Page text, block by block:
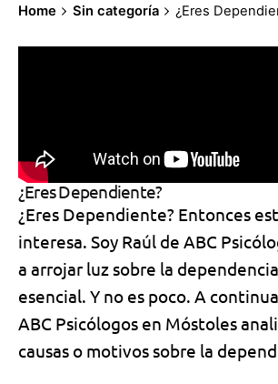
Home Sin categoría ¿Eres
¿Eres Dependiente?
¿Eres Dependiente? Entonces
interesa. Soy Raúl de ABC
a arrojar luz sobre la
esencial. Y no es poco. A
ABC Psicólogos en Móstoles
causas o motivos sobre la